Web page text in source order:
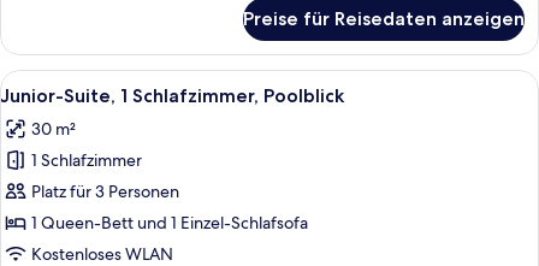
Zimmer,
eigener
Pool,
Preise für Reisedaten anzeigen
Alle
Fotos
für
Junior-
Suite,
1
Schlafzimmer,
Ein großer, gewölbter
6
Junior-Suite, 1 Schlafzimmer, Poolblick
30 m²
1 Schlafzimmer
Platz für 3 Personen
1 Queen-Bett und 1 Einzel-Schlafsofa
Kostenloses WLAN